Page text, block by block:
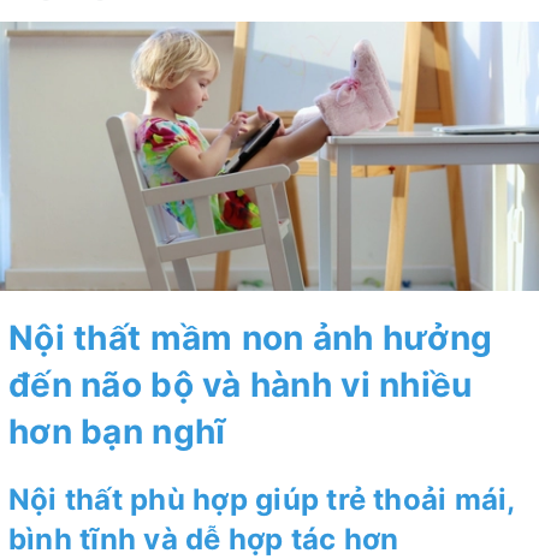
Nội thất mầm non ảnh hưởng
đến não bộ và hành vi nhiều
hơn bạn nghĩ
Nội thất phù hợp giúp trẻ thoải mái,
bình tĩnh và dễ hợp tác hơn